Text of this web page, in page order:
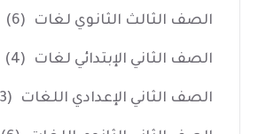
الصف الثالث الثانوي لغات (6)
الصف الثاني الإبتدائي لغات (4)
الصف الثاني الإعدادي اللغات (3)